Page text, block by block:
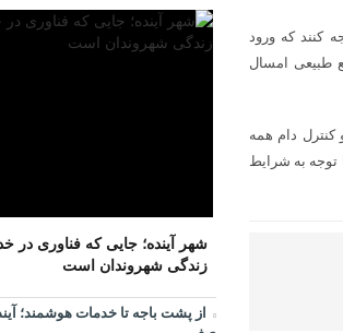
کنند که ورود
طبیعی امسال
دام همه
توجه به شرایط
ارکان حکومت میسر شد
9:32
مجتمع امداد و نجات آزادراه
11:48
مرکز خدماتی و رفاهی جدید
راه اندازی می شود
10:30
افزایش محدوده تردد
استان‌های شمال و شمال‌غرب کشور
شهر آینده؛ جایی که فناوری در
زندگی شهروندان است
از پشت باجه تا خدمات هوشمند؛